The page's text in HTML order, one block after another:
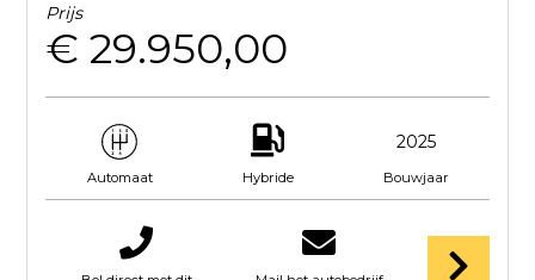
Prijs
€ 29.950,00
Automaat Hybride
2025
Bouwjaar